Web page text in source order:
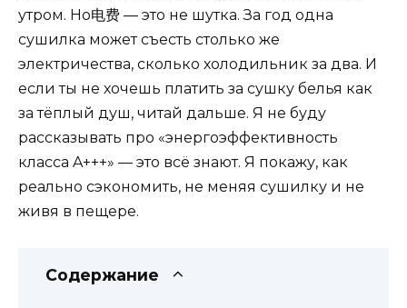
утром. Но电费 — это не шутка. За год одна
сушилка может съесть столько же
электричества, сколько холодильник за два. И
если ты не хочешь платить за сушку белья как
за тёплый душ, читай дальше. Я не буду
рассказывать про «энергоэффективность
класса A+++» — это всё знают. Я покажу, как
реально сэкономить, не меняя сушилку и не
живя в пещере.
Содержание